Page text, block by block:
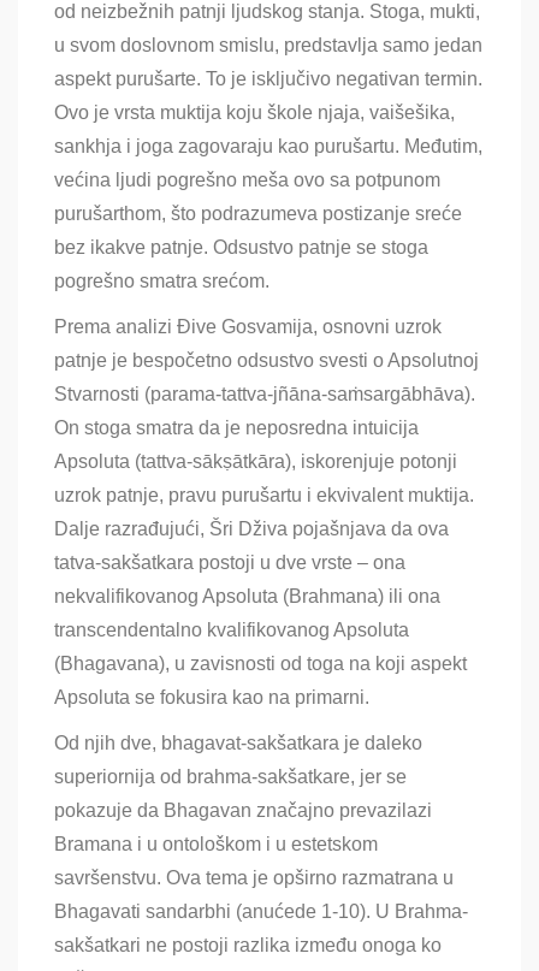
od neizbežnih patnji ljudskog stanja. Stoga, mukti,
u svom doslovnom smislu, predstavlja samo jedan
aspekt purušarte. To je isključivo negativan termin.
Ovo je vrsta muktija koju škole njaja, vaišešika,
sankhja i joga zagovaraju kao purušartu. Međutim,
većina ljudi pogrešno meša ovo sa potpunom
purušarthom, što podrazumeva postizanje sreće
bez ikakve patnje. Odsustvo patnje se stoga
pogrešno smatra srećom.
Prema analizi Đive Gosvamija, osnovni uzrok
patnje je bespočetno odsustvo svesti o Apsolutnoj
Stvarnosti (parama-tattva-jñāna-saṁsargābhāva).
On stoga smatra da je neposredna intuicija
Apsoluta (tattva-sākṣātkāra), iskorenjuje potonji
uzrok patnje, pravu purušartu i ekvivalent muktija.
Dalje razrađujući, Šri Dživa pojašnjava da ova
tatva-sakšatkara postoji u dve vrste – ona ​​
nekvalifikovanog Apsoluta (Brahmana) ili ona
transcendentalno kvalifikovanog Apsoluta
(Bhagavana), u zavisnosti od toga na koji aspekt
Apsoluta se fokusira kao na primarni.
Od njih dve, bhagavat-sakšatkara je daleko
superiornija od brahma-sakšatkare, jer se
pokazuje da Bhagavan značajno prevazilazi
Bramana i u ontološkom i u estetskom
savršenstvu. Ova tema je opširno razmatrana u
Bhagavati sandarbhi (anućede 1-10). U Brahma-
sakšatkari ne postoji razlika između onoga ko